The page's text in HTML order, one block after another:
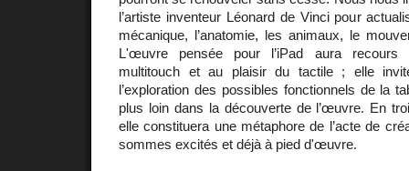
l’artiste inventeur Léonard de Vinci pour
mécanique, l’anatomie, les animaux, le
L'œuvre pensée pour l’iPad aura recours
multitouch et au plaisir du tactile ; elle
l’exploration des possibles fonctionnels de la
plus loin dans la découverte de l’œuvre. En
elle constituera une métaphore de l’acte de
sommes excités et déjà à pied d'œuvre.